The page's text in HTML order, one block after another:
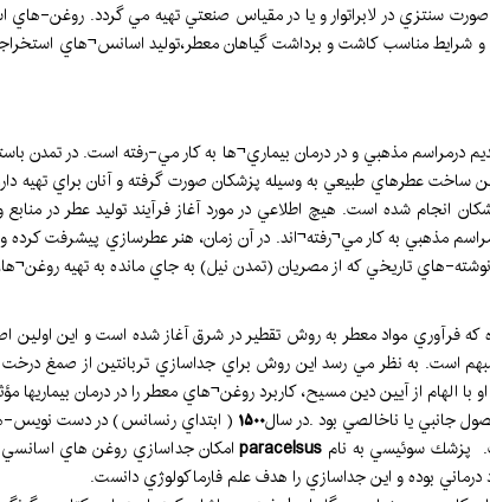
صورت سنتزي در لابراتوار و يا در مقياس صنعتي تهيه مي گردد. روغن-
شرايط مناسب كاشت و برداشت گياهان معطر،توليد اسانس¬هاي
درمراسم مذهبي و در درمان بيماري¬ها به كار مي-رفته است. در تمدن
ساخت عطرهاي طبيعي به وسيله پزشكان صورت گرفته و آنان براي تهيه
شده است. هيچ اطلاعي در مورد آغاز فرآيند توليد عطر در منابع
مذهبي به كار مي¬رفته¬اند. در آن زمان، هنر عطرسازي پيشرفت كرده و
هاي تاريخي كه از مصريان (تمدن نيل) به جاي مانده به تهيه
فرآوري مواد معطر به روش تقطير در شرق آغاز شده است و اين اولين
است. به نظر مي رسد اين روش براي جداسازي تربانتين از صمغ درخت
با الهام از آيين دين مسيح، كاربرد روغن¬هاي معطر را در درمان بيماريها
جانبي يا ناخالصي بود .در سال1500 ( ابتداي رنسانس) در دست نويس-
پزشك سوئيسي به نام paracelsusامكان جداسازي روغن هاي اسانسي
درماني بوده و اين جداسازي را هدف علم فارماكولوژي دانست.